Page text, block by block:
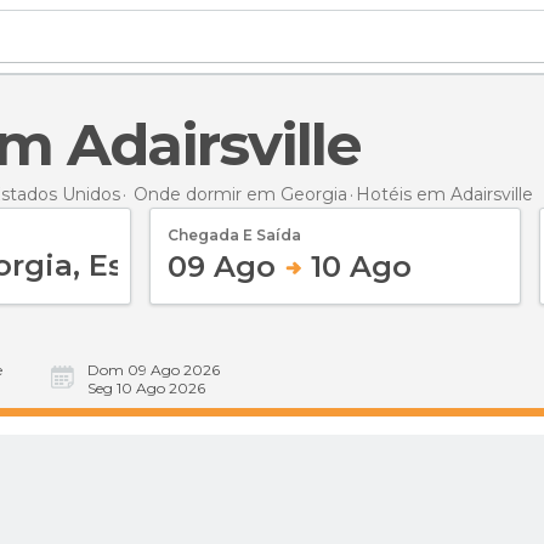
Adairsville
Unidos Onde dormir em Georgia Hotéis em Adairsville
Chegada E Saída
09 Ago 10 Ago
Dom 09 Ago 2026
Seg 10 Ago 2026